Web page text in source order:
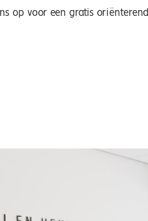
op voor een gratis oriënterend